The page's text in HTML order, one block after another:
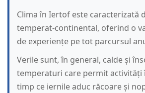
Clima în Iertof este caracterizată
temperat-continental, oferind o
de experiențe pe tot parcursul
Verile sunt, în general, calde și
temperaturi care permit activități
timp ce iernile aduc răcoare și